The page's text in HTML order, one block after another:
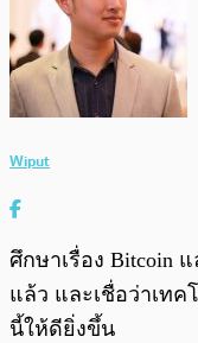
Wiput
ศึกษาเรื่อง Bitcoin แ
แล้ว และเชื่อว่าเท
นี้ให้ดียิ่งขึ้น